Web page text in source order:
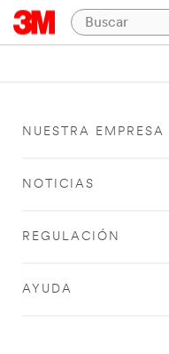
NUESTRA EMPRESA
NOTICIAS
REGULACIÓN
AYUDA